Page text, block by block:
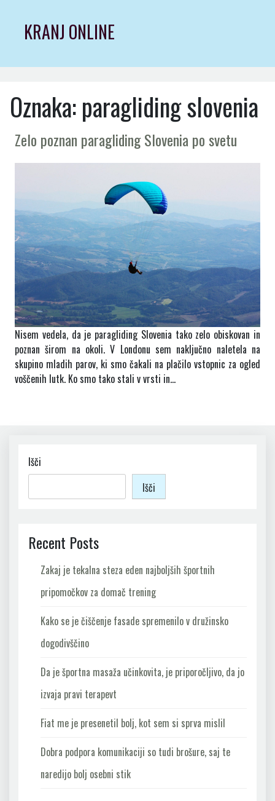
contentKRANJ ONLINE
Oznaka:paragliding slovenia
Zelo poznan paragliding Slovenia po svetu
Nisem vedela, da je paragliding Slovenia tako zelo obiskovan in
poznan širom na okoli. V Londonu sem naključno naletela na
skupino mladih parov, ki smo čakali na plačilo vstopnic za ogled
voščenih lutk. Ko smo tako stali v vrsti in…
Išči
Išči
Recent Posts
Zakaj je tekalna steza eden najboljših športnih
pripomočkov za domač trening
Kako se je čiščenje fasade spremenilo v družinsko
dogodivščino
Da je športna masaža učinkovita, je priporočljivo, da jo
izvaja pravi terapevt
Fiat me je presenetil bolj, kot sem si sprva mislil
Dobra podpora komunikaciji so tudi brošure, saj te
naredijo bolj osebni stik